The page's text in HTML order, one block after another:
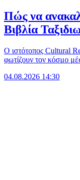
Πώς να
Βιβλία
Ο ιστότοπος Cultural
φωτίζουν τον κόσμο
04.08.2026 14:30